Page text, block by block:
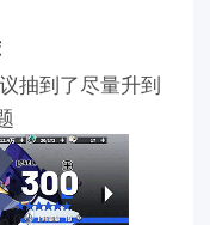
抽到了尽量升到